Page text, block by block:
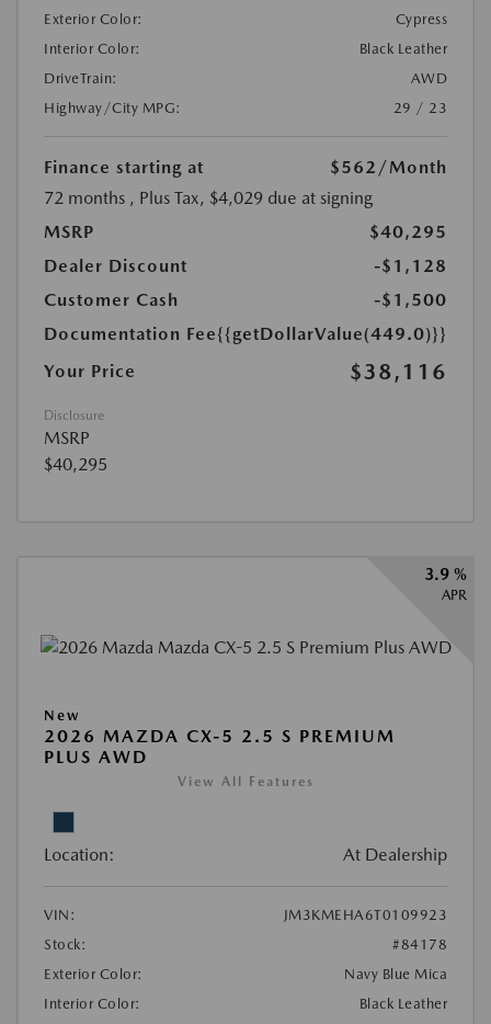
Exterior Color:
Cypress
Interior Color:
Black Leather
DriveTrain:
AWD
Highway/City MPG:
29 / 23
Finance starting at $562 /Month
72 months , Plus Tax, $4,029 due at signing
MSRP
$40,295
Dealer Discount
-$1,128
Customer Cash
-$1,500
Documentation Fee{{getDollarValue(449.0)}}
Your Price
$38,116
Disclosure
MSRP
$40,295
3.9 %
APR
New
2026 MAZDA CX-5 2.5 S PREMIUM
PLUS AWD
View All Features
Location: At Dealership
VIN:
JM3KMEHA6T0109923
Stock:
#84178
Exterior Color:
Navy Blue Mica
Interior Color:
Black Leather